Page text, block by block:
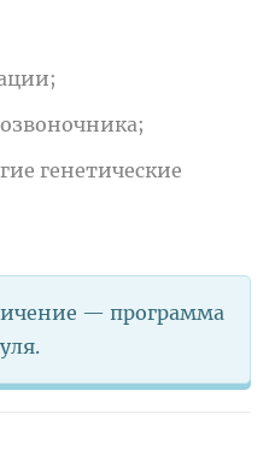
генетические
— программа